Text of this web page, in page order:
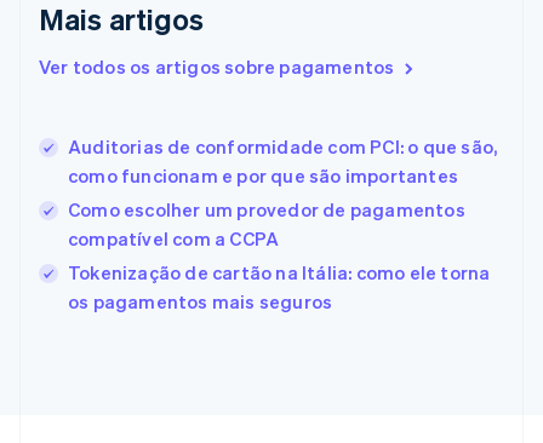
Mais artigos
Ver todos os artigos sobre pagamentos
Auditorias de conformidade com PCI: o que são,
como funcionam e por que são importantes
Como escolher um provedor de pagamentos
compatível com a CCPA
Tokenização de cartão na Itália: como ele torna
os pagamentos mais seguros
Eslovênia
Espanha
EnglishEspañol简体中文
Estônia
Finlândia
EnglishSvenska
França
English
Gibraltar